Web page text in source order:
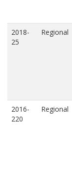
2018-
25
Regional
2016-
220
Regional